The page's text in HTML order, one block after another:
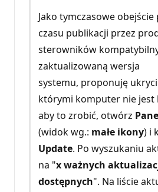
Jako tymczasowe
czasu publikacji przez
sterowników
zaktualizowaną wersja
systemu, proponuję
którymi komputer nie jest
aby to zrobić, otwórz
(widok wg.: małe ikony) i
Update. Po wyszukaniu
na "x ważnych
dostępnych". Na liście